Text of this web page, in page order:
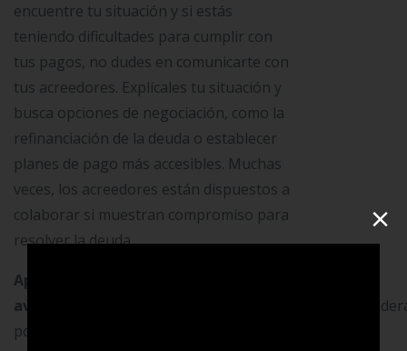
encuentre tu situación y si estás
teniendo dificultades para cumplir con
tus pagos, no dudes en comunicarte con
tus acreedores. Explícales tu situación y
busca opciones de negociación, como la
refinanciación de la deuda o establecer
planes de pago más accesibles. Muchas
veces, los acreedores están dispuestos a
colaborar si muestran compromiso para
resolver la deuda.
Aplica el método de bola de nieve o
avalancha:
De acuerdo a tus objetivos expertos
populares para pagar deudas: el método
×